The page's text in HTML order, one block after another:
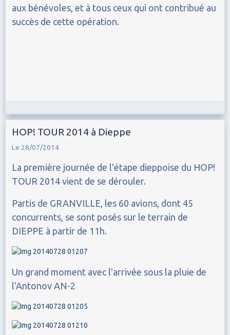
aux bénévoles, et à tous ceux qui ont contribué au
succès de cette opération.
HOP! TOUR 2014 à Dieppe
Le 28/07/2014
La première journée de l'étape dieppoise du HOP!
TOUR 2014 vient de se dérouler.
Partis de GRANVILLE, les 60 avions, dont 45
concurrents, se sont posés sur le terrain de
DIEPPE à partir de 11h.
Un grand moment avec l'arrivée sous la pluie de
l'Antonov AN-2